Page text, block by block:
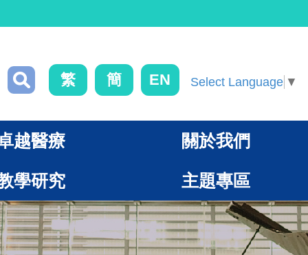
繁 簡 EN Select Language ▼
越醫療 關於我們
學研究 主題專區